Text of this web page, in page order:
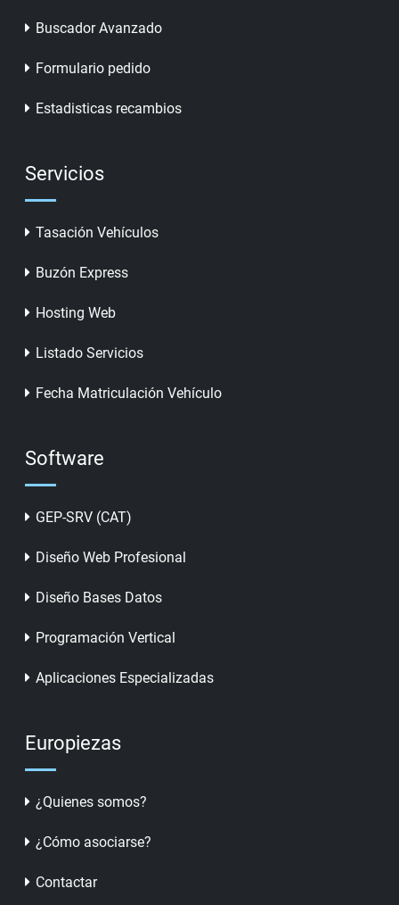
Buscador Avanzado
Formulario pedido
Estadisticas recambios
Servicios
Tasación Vehículos
Buzón Express
Hosting Web
Listado Servicios
Fecha Matriculación Vehículo
Software
GEP-SRV (CAT)
Diseño Web Profesional
Diseño Bases Datos
Programación Vertical
Aplicaciones Especializadas
Europiezas
¿Quienes somos?
¿Cómo asociarse?
Contactar